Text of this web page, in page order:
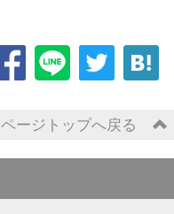
ページトップへ戻る